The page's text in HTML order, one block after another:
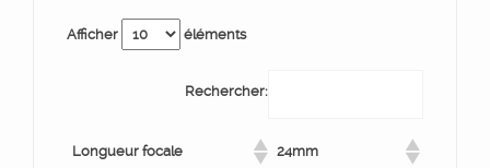
Afficher éléments
Rechercher:
Longueur focale 24mm